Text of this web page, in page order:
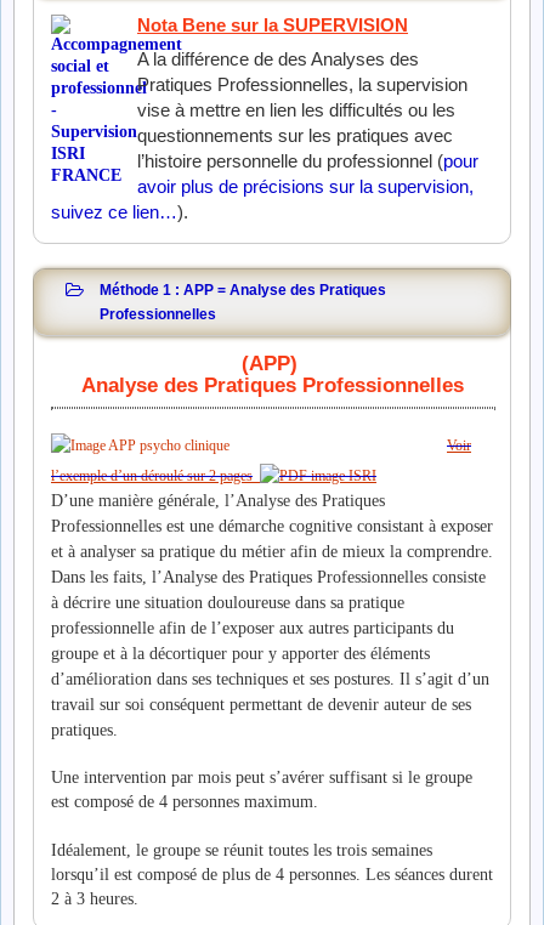
Nota Bene sur laSUPERVISION
A la différence de des Analyses des
Pratiques Professionnelles, la supervision
vise à mettre en lien les difficultés ou les
questionnements sur les pratiques avec
l’histoire personnelle du professionnel (pour
avoir plus de précisions sur la supervision,
suivez ce lien…).
Méthode 1 : APP = Analyse des Pratiques
Professionnelles
(APP)
Analyse des Pratiques Professionnelles
Voir
l’exemple d’un déroulé sur 2 pages
D’une manière générale, l’Analyse des Pratiques
Professionnelles est une démarche cognitive consistant à exposer
et à analyser sa pratique du métier afin de mieux la comprendre.
Dans les faits, l’Analyse des Pratiques Professionnelles consiste
à décrire une situation douloureuse dans sa pratique
professionnelle afin de l’exposer aux autres participants du
groupe et à la décortiquer pour y apporter des éléments
d’amélioration dans ses techniques et ses postures. Il s’agit d’un
travail sur soi conséquent permettant de devenir auteur de ses
pratiques.
Une intervention par mois peut s’avérer suffisant si le groupe
est composé de 4 personnes maximum.
Idéalement, le groupe se réunit toutes les trois semaines
lorsqu’il est composé de plus de 4 personnes. Les séances durent
2 à 3 heures.